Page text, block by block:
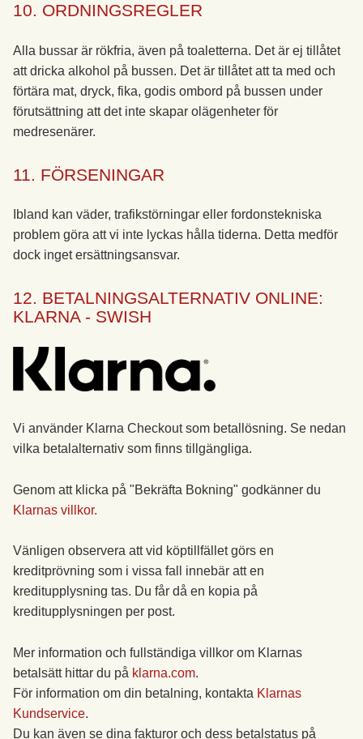
10. ORDNINGSREGLER
Alla bussar är rökfria, även på toaletterna. Det är ej tillåtet
att dricka alkohol på bussen. Det är tillåtet att ta med och
förtära mat, dryck, fika, godis ombord på bussen under
förutsättning att det inte skapar olägenheter för
medresenärer.
11. FÖRSENINGAR
Ibland kan väder, trafikstörningar eller fordonstekniska
problem göra att vi inte lyckas hålla tiderna. Detta medför
dock inget ersättningsansvar.
12. BETALNINGSALTERNATIV ONLINE:
KLARNA - SWISH
Vi använder Klarna Checkout som betallösning. Se nedan
vilka betalalternativ som finns tillgängliga.
Genom att klicka på "Bekräfta Bokning" godkänner du
Klarnas villkor.
Vänligen observera att vid köptillfället görs en
kreditprövning som i vissa fall innebär att en
kreditupplysning tas. Du får då en kopia på
kreditupplysningen per post.
Mer information och fullständiga villkor om Klarnas
betalsätt hittar du på klarna.com.
För information om din betalning, kontakta Klarnas
Kundservice.
Du kan även se dina fakturor och dess betalstatus på